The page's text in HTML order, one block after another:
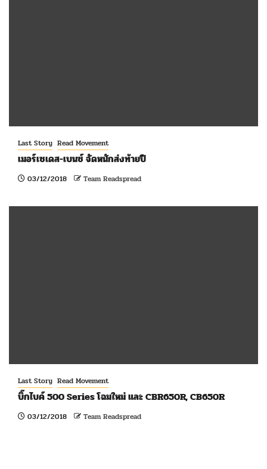
Last Story Read Movement
เมอร์เซเดส-เบนซ์ จัดหนักส่งท้ายปี
03/12/2018 Team Readspread
Last Story Read Movement
บิ๊กไบค์ 500 Series โฉมใหม่ และ CBR650R, CB650R
03/12/2018 Team Readspread